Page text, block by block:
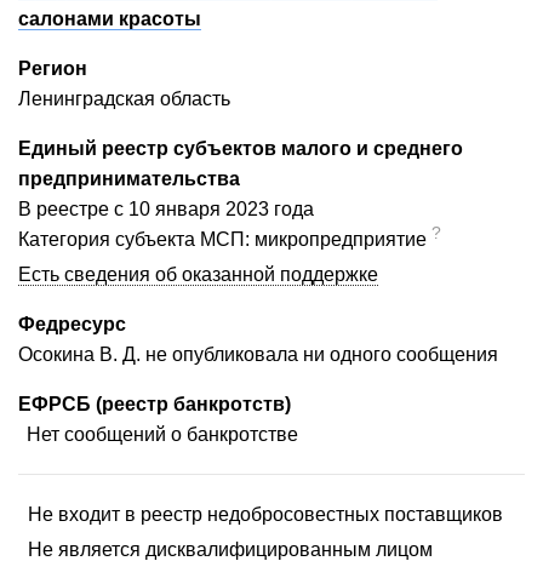
салонами красоты
Регион
Ленинградская область
Единый реестр субъектов малого и среднего
предпринимательства
В реестре с 10 января 2023 года
Категория субъекта МСП: микропредприятие ?
Есть сведения об оказанной поддержке
Федресурс
Осокина В. Д. не опубликовала ни одного сообщения
ЕФРСБ (реестр банкротств)
Нет сообщений о банкротстве
Не входит в реестр недобросовестных поставщиков
Не является дисквалифицированным лицом